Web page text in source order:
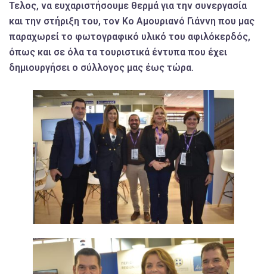
Τελος, να ευχαριστήσουμε θερμά για την συνεργασία
και την στήριξη του, τον Κο Αμουριανό Γιάννη που μας
παραχωρεί το φωτογραφικό υλικό του αφιλόκερδός,
όπως και σε όλα τα τουριστικά έντυπα που έχει
δημιουργήσει ο σύλλογος μας έως τώρα.